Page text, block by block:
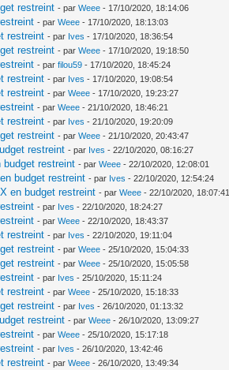
restreint - parWeee - 17/10/2020, 18:14:06
- parWeee - 17/10/2020, 18:13:03
restreint - par Ives - 17/10/2020, 18:36:54
restreint - parWeee - 17/10/2020, 19:18:50
- parfilou59 - 17/10/2020, 18:45:24
restreint - par Ives - 17/10/2020, 19:08:54
restreint - parWeee - 17/10/2020, 19:23:27
- parWeee - 21/10/2020, 18:46:21
restreint - par Ives - 21/10/2020, 19:20:09
restreint - parWeee - 21/10/2020, 20:43:47
restreint - par Ives - 22/10/2020, 08:16:27
budget restreint - parWeee - 22/10/2020, 12:08:01
budget restreint - par Ives - 22/10/2020, 12:54:24
en budget restreint - parWeee - 22/10/2020, 18:07:41
- par Ives - 22/10/2020, 18:24:27
- parWeee - 22/10/2020, 18:43:37
restreint - par Ives - 22/10/2020, 19:11:04
restreint - parWeee - 25/10/2020, 15:04:33
restreint - parWeee - 25/10/2020, 15:05:58
- par Ives - 25/10/2020, 15:11:24
restreint - parWeee - 25/10/2020, 15:18:33
restreint - par Ives - 26/10/2020, 01:13:32
restreint - parWeee - 26/10/2020, 13:09:27
- parWeee - 25/10/2020, 15:17:18
- par Ives - 26/10/2020, 13:42:46
restreint - parWeee - 26/10/2020, 13:49:34